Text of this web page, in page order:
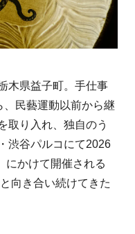
木県益子町。手仕事
、民藝運動以前から継
取り入れ、独自のう
渋谷パルコにて2026
にかけて開催される
向き合い続けてきた